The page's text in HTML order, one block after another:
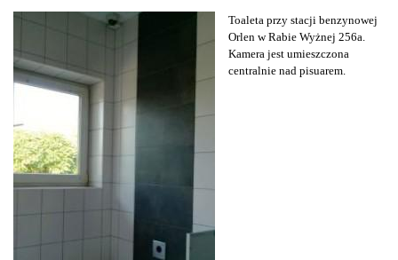
Toaleta przy stacji benzynowej
Orlen w Rabie Wyżnej 256a.
Kamera jest umieszczona
centralnie nad pisuarem.